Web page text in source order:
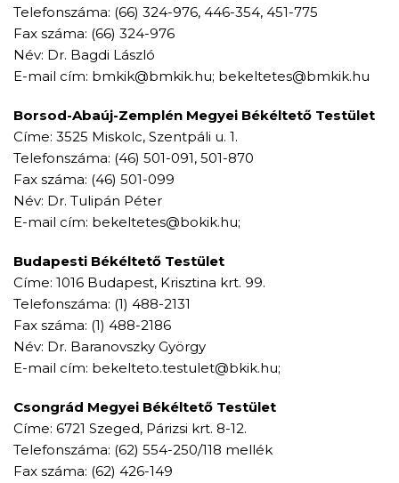
Telefonszáma: (66) 324-976, 446-354, 451-775
Fax száma: (66) 324-976
Név: Dr. Bagdi László
E-mail cím: bmkik@bmkik.hu; bekeltetes@bmkik.hu
Borsod-Abaúj-Zemplén Megyei Békéltető Testület
Címe: 3525 Miskolc, Szentpáli u. 1.
Telefonszáma: (46) 501-091, 501-870
Fax száma: (46) 501-099
Név: Dr. Tulipán Péter
E-mail cím: bekeltetes@bokik.hu;
Budapesti Békéltető Testület
Címe: 1016 Budapest, Krisztina krt. 99.
Telefonszáma: (1) 488-2131
Fax száma: (1) 488-2186
Név: Dr. Baranovszky György
E-mail cím: bekelteto.testulet@bkik.hu;
Csongrád Megyei Békéltető Testület
Címe: 6721 Szeged, Párizsi krt. 8-12.
Telefonszáma: (62) 554-250/118 mellék
Fax száma: (62) 426-149